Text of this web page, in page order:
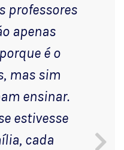
professores
apenas
é o
mas sim
ensinar.
estivesse
cada